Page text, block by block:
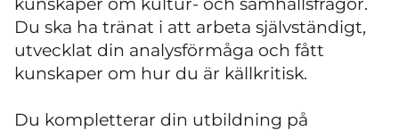
Du ska ha tränat i att arbeta självständigt,
utvecklat din analysförmåga och fått
kunskaper om hur du är källkritisk.
Du kompletterar din utbildning på